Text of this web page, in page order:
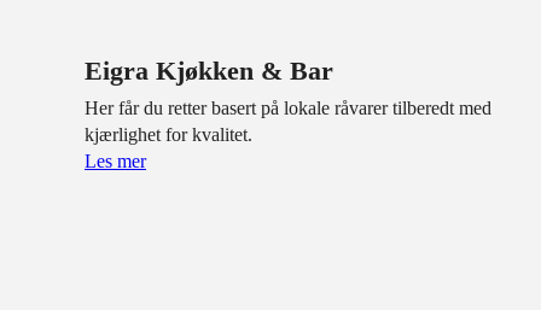
Eigra Kjøkken & Bar
Her får du retter basert på lokale råvarer tilberedt med
kjærlighet for kvalitet.
Les mer